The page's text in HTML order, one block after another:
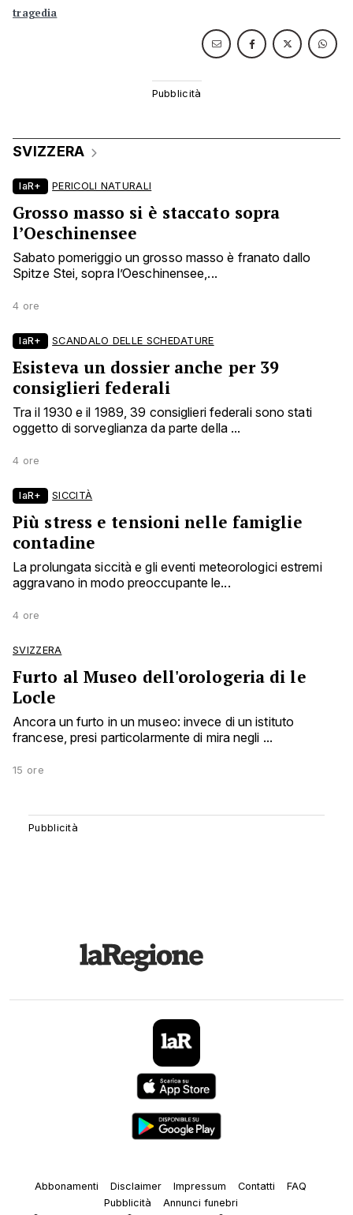
tragedia
SVIZZERA
laR+ PERICOLI NATURALI
Grosso masso si è staccato sopra
l’Oeschinensee
Sabato pomeriggio un grosso masso è franato dallo
Spitze Stei, sopra l’Oeschinensee,...
4 ore
laR+ SCANDALO DELLE SCHEDATURE
Esisteva un dossier anche per 39
consiglieri federali
Tra il 1930 e il 1989, 39 consiglieri federali sono stati
oggetto di sorveglianza da parte della ...
4 ore
laR+ SICCITÀ
Più stress e tensioni nelle famiglie
contadine
La prolungata siccità e gli eventi meteorologici estremi
aggravano in modo preoccupante le...
4 ore
SVIZZERA
Furto al Museo dell'orologeria di le
Locle
Ancora un furto in un museo: invece di un istituto
francese, presi particolarmente di mira negli ...
15 ore
Abbonamenti Disclaimer Impressum Contatti
FAQ
Pubblicità
Annunci funebri